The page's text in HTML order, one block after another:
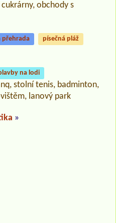
obchody s
přehrada písečná pláž
na lodi
stolní tenis, badminton,
lanový park
»